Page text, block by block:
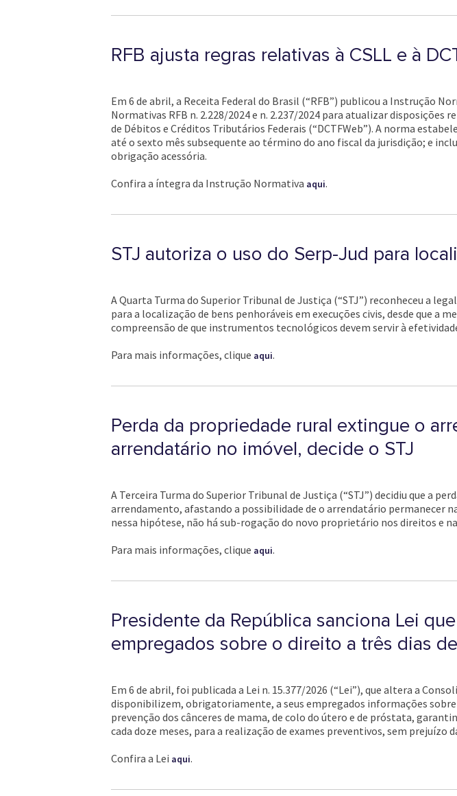
RFB ajusta regras relativas à CSLL e à
Em 6 de abril, a Receita Federal do Brasil (“RFB”) publicou a Instrução
Normativas RFB n. 2.228/2024 e n. 2.237/2024 para atualizar disposições
de Débitos e Créditos Tributários Federais (“DCTFWeb”). A norma
até o sexto mês subsequente ao término do ano fiscal da jurisdição; e
obrigação acessória.
Confira a íntegra da Instrução Normativa aqui.
STJ autoriza o uso do Serp-Jud para
A Quarta Turma do Superior Tribunal de Justiça (“STJ”) reconheceu a
para a localização de bens penhoráveis em execuções civis, desde que a
compreensão de que instrumentos tecnológicos devem servir à
Para mais informações, clique aqui.
Perda da propriedade rural extingue o
arrendatário no imóvel, decide o STJ
A Terceira Turma do Superior Tribunal de Justiça (“STJ”) decidiu que a
arrendamento, afastando a possibilidade de o arrendatário permanecer
nessa hipótese, não há sub-rogação do novo proprietário nos direitos e
Para mais informações, clique aqui.
Presidente da República sanciona Lei
empregados sobre o direito a três dias
Em 6 de abril, foi publicada a Lei n. 15.377/2026 (“Lei”), que altera a
disponibilizem, obrigatoriamente, a seus empregados informações
prevenção dos cânceres de mama, de colo do útero e de próstata,
cada doze meses, para a realização de exames preventivos, sem prejuízo
Confira a Lei aqui.